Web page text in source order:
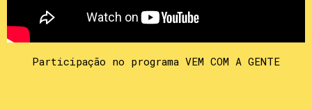
Participação no programa VEM COM A GENTE